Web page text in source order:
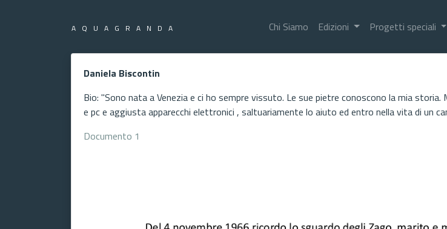
AQUAGRANDA Chi Siamo Edizioni Progetti speciali
Daniela Biscontin
Bio: "Sono nata a Venezia e ci ho sempre vissuto. Le sue pietre conoscono la mia
e pc e aggiusta apparecchi elettronici , saltuariamente lo aiuto ed entro nella vita di un
Documento 1